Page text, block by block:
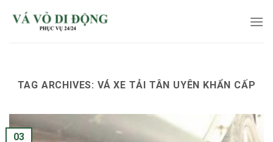
TAG ARCHIVES: VÁ XE TẢI TÂN UYÊN KHẨN CẤP
03